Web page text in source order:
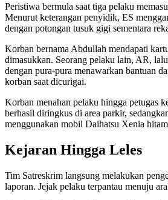
Peristiwa bermula saat tiga pelaku
Menurut keterangan penyidik, ES
dengan potongan tusuk gigi sementara
Korban bernama Abdullah mendapati
dimasukkan. Seorang pelaku lain, AR,
dengan pura-pura menawarkan bantuan
korban saat dicurigai.
Korban menahan pelaku hingga petugas
berhasil diringkus di area parkir,
menggunakan mobil Daihatsu Xenia
Kejaran Hingga Leles
Tim Satreskrim langsung melakukan
laporan. Jejak pelaku terpantau menuju